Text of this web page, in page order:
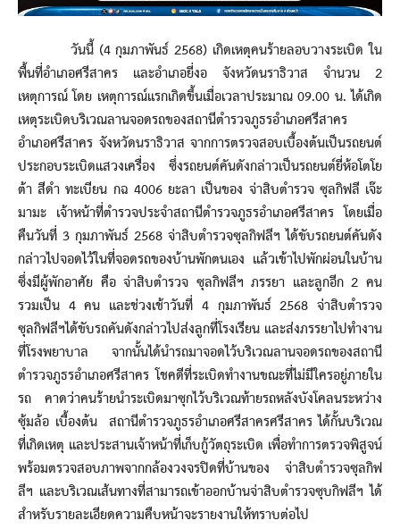
วันนี้ (4 กุมภาพันธ์ 2568) เกิดเหตุคนร้ายลอบวางระเบิด ใน
พื้นที่อำเภอศรีสาคร และอำเภอยี่งอ จังหวัดนราธิวาส จำนวน 2
เหตุการณ์ โดย เหตุการณ์แรกเกิดขึ้นเมื่อเวลาประมาณ 09.00 น. ได้เกิด
เหตุระเบิดบริเวณลานจอดรถของสถานีตำรวจภูธรอำเภอศรีสาคร
อำเภอศรีสาคร จังหวัดนราธิวาส จากการตรวจสอบเบื้องต้นเป็นรถยนต์
ประกอบระเบิดแสวงเครื่อง ซึ่งรถยนต์คันดังกล่าวเป็นรถยนต์ยี่ห้อโตโย
ต้า สีดำ ทะเบียน กฉ 4006 ยะลา เป็นของ จ่าสิบตำรวจ ซุลกิฟลี เจ๊ะ
มามะ เจ้าหน้าที่ตำรวจประจำสถานีตำรวจภูธรอำเภอศรีสาคร โดยเมื่อ
คืนวันที่ 3 กุมภาพันธ์ 2568 จ่าสิบตำรวจซุลกิฟลีฯ ได้ขับรถยนต์คันดัง
กล่าวไปจอดไว้ในที่จอดรถของบ้านพักตนเอง แล้วเข้าไปพักผ่อนในบ้าน
ซึ่งมีผู้พักอาศัย คือ จ่าสิบตำรวจ ซุลกิฟลีฯ ภรรยา และลูกอีก 2 คน
รวมเป็น 4 คน และช่วงเช้าวันที่ 4 กุมภาพันธ์ 2568 จ่าสิบตำรวจ
ซุลกิฟลีฯได้ขับรถคันดังกล่าวไปส่งลูกที่โรงเรียน และส่งภรรยาไปทำงาน
ที่โรงพยาบาล จากนั้นได้นำรถมาจอดไว้บริเวณลานจอดรถของสถานี
ตำรวจภูธรอำเภอศรีสาคร โชคดีที่ระเบิดทำงานขณะที่ไม่มีใครอยู่ภายใน
รถ คาดว่าคนร้ายนำระเบิดมาซุกไว้บริเวณท้ายรถหลังบังโคลนระหว่าง
ซุ้มล้อ เบื้องต้น สถานีตำรวจภูธรอำเภอศรีสาครศรีสาคร ได้กั้นบริเวณ
ที่เกิดเหตุ และประสานเจ้าหน้าที่เก็บกู้วัตถุระเบิด เพื่อทำการตรวจพิสูจน์
พร้อมตรวจสอบภาพจากกล้องวงจรปิดที่บ้านของ จ่าสิบตำรวจซุลกิฟ
ลีฯ และบริเวณเส้นทางที่สามารถเข้าออกบ้านจ่าสิบตำรวจซุบกิฟลีฯ ได้
สำหรับรายละเอียดความคืบหน้าจะรายงานให้ทราบต่อไป